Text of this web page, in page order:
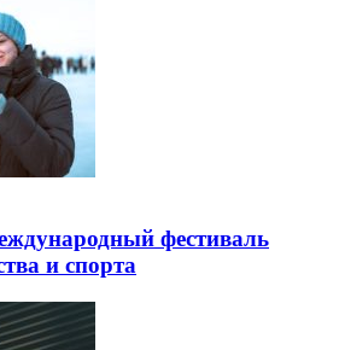
фестиваль
и спорта